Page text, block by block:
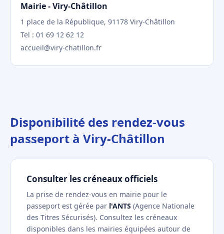
Mairie - Viry-Châtillon
1 place de la République, 91178 Viry-Châtillon
Tel : 01 69 12 62 12
accueil@viry-chatillon.fr
Disponibilité des rendez-vous
passeport à Viry-Châtillon
Consulter les créneaux officiels
La prise de rendez-vous en mairie pour le
passeport est gérée par l'ANTS (Agence Nationale
des Titres Sécurisés). Consultez les créneaux
disponibles dans les mairies équipées autour de